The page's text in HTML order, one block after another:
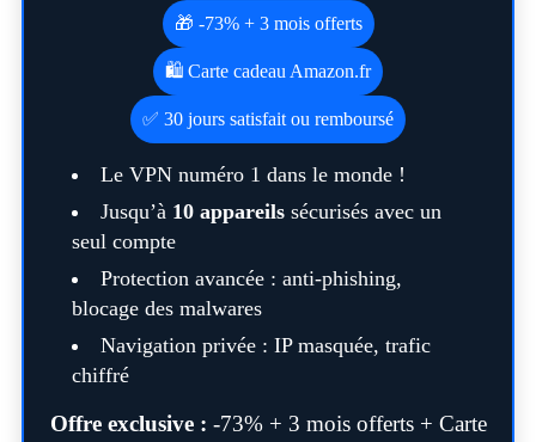
🎁 -73% + 3 mois offerts
🛍️ Carte cadeau Amazon.fr
✅ 30 jours satisfait ou remboursé
Le VPN numéro 1 dans le monde !
Jusqu’à 10 appareilssécurisés avec un
seul compte
Protection avancée : anti-phishing,
blocage des malwares
Navigation privée : IP masquée, trafic
chiffré
Offre exclusive : -73% + 3 mois offerts + Carte